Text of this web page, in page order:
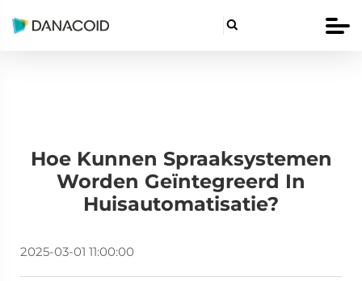

Hoe Kunnen Spraaksystemen
Worden Geïntegreerd In
Huisautomatisatie?
2025-03-01 11:00:00